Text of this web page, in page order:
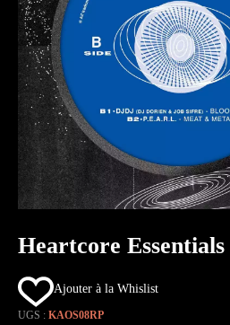
Heartcore Essentials
Ajouter à la Whislist
UGS : KAOS08RP